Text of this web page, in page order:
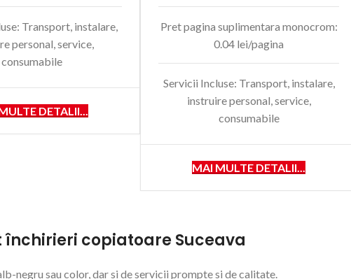
Transport, instalare,
personal, service,
consumabile
DETALII...
Pret pagina suplimentara monocrom:
0.04 lei/pagina
Servicii Incluse: Transport, instalare,
instruire personal, service,
consumabile
MAI MULTE DETALII...
copiatoare Suceava
negru sau color, dar si de servicii prompte si de calitate.